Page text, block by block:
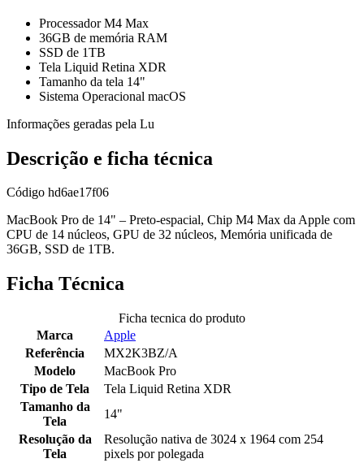
Processador M4 Max
36GB de memória RAM
SSD de 1TB
Tela Liquid Retina XDR
Tamanho da tela 14"
Sistema Operacional macOS
Informações geradas pela Lu
Descrição e ficha técnica
Código hd6ae17f06
MacBook Pro de 14" – Preto-espacial, Chip M4 Max da Apple com
CPU de 14 núcleos, GPU de 32 núcleos, Memória unificada de
36GB, SSD de 1TB.
Ficha Técnica
Ficha tecnica do produto
Marca
Apple
Referência
MX2K3BZ/A
Modelo
MacBook Pro
Tipo de Tela
Tela Liquid Retina XDR
Tamanho da
Tela
14"
Resolução da
Tela
Resolução nativa de 3024 x 1964 com 254
pixels por polegada